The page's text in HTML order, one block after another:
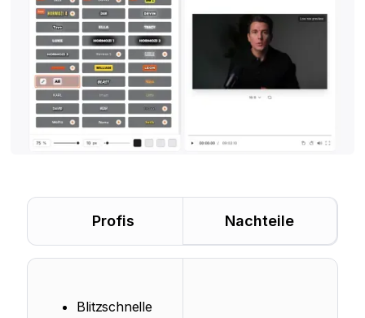
Profis Nachteile
Blitzschnelle